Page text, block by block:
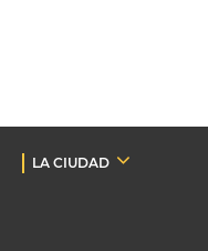
LA CIUDAD